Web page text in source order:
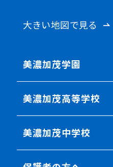
大きい地図で見る
美濃加茂学園
美濃加茂高等学校
美濃加茂中学校